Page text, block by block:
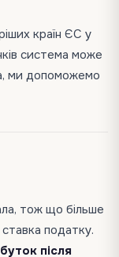
країн ЄС у
система може
ми допоможемо
тож що більше
податку.
після